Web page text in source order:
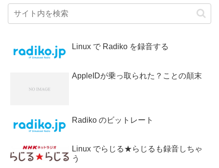
Linux で Radiko を録音する
AppleIDが乗っ取られた？ことの顛末
Radiko のビットレート
Linux でらじる★らじるも録音しちゃ
う